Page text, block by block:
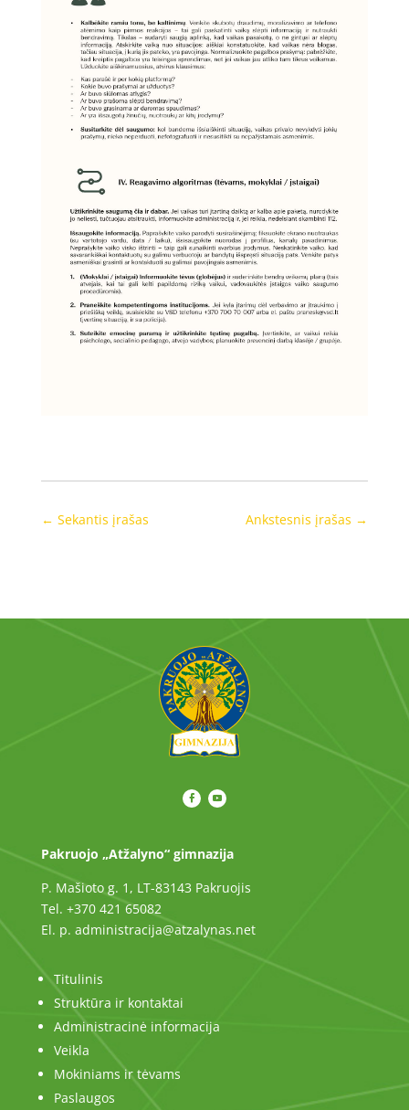
← Sekantis įrašas Ankstesnis įrašas →
Pakruojo „Atžalyno“ gimnazija
P. Mašioto g. 1, LT-83143 Pakruojis
Tel. +370 421 65082
El. p. administracija@atzalynas.net
Titulinis
Struktūra ir kontaktai
Administracinė informacija
Veikla
Mokiniams ir tėvams
Paslaugos